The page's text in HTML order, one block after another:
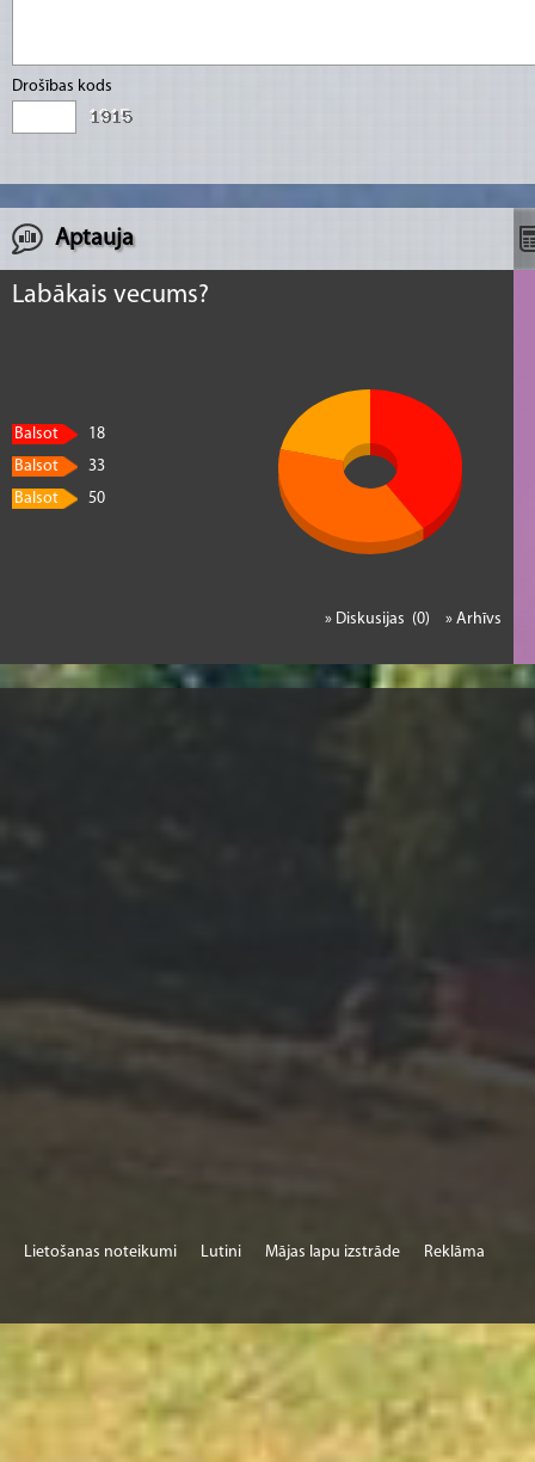
Drošības kods
Aptauja
Labākais vecums?
Balsot
18
Balsot
33
Balsot
50
» Arhīvs
» Diskusijas (0)
Lietošanas noteikumi Lutini Mājas lapu izstrāde Reklāma